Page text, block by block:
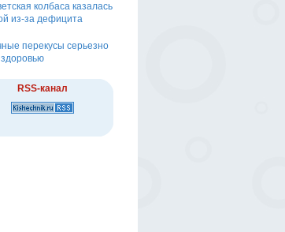
колбаса казалась
из-за дефицита
перекусы серьезно
RSS-канал